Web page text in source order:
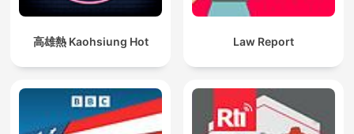
高雄熱 Kaohsiung Hot Law Report